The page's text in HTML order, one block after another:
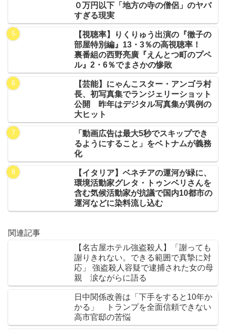
０万円以下「地方の寺の僧侶」のヤバ
すぎる現実
【視聴率】りくりゅう出演の『徹子の
部屋特別編』13・3％の高視聴率！
裏番組の西野亮廣『えんとつ町のプペ
ル』2・6％でまさかの惨敗
【芸能】にゃんこスター・アンゴラ村
長、初写真集でランジェリーショット
公開 昨年はデジタル写真集が異例の
大ヒット
「動画広告は最大5秒でスキップでき
るようにすること」をベトナムが義務
化
【イタリア】ベネチアの運河が緑に、
環境活動家グレタ・トゥンベリさんを
含む気候活動家が抗議で国内10都市の
運河などに染料流し込む
関連記事
【名古屋ホテル強盗殺人】「謝っても
謝りきれない。できる範囲で真摯に対
応」 強盗殺人容疑で逮捕された女の母
親 涙ながらに語る
日中関係改善は「下手をすると10年か
かる」 トランプを全面信頼できない
高市官邸の苦悩